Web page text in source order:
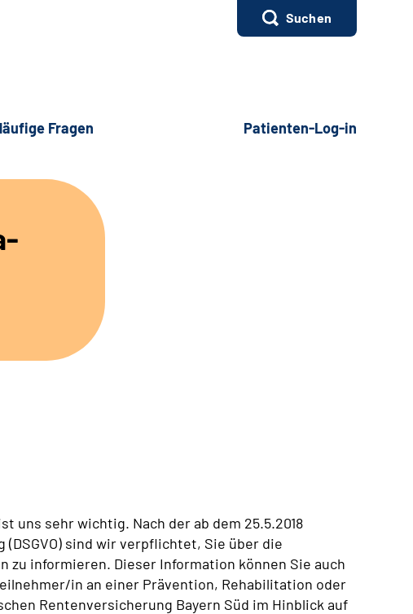
Suchen
Fragen Patienten-Log-in
uns sehr wichtig. Nach der ab dem 25.5.2018
sind wir verpflichtet, Sie über die
zu informieren. Dieser Information können Sie auch
in an einer Prävention, Rehabilitation oder
Rentenversicherung Bayern Süd im Hinblick auf